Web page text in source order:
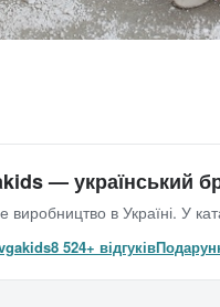
— український
виробництво в Україні. У
8 524+ відгуків